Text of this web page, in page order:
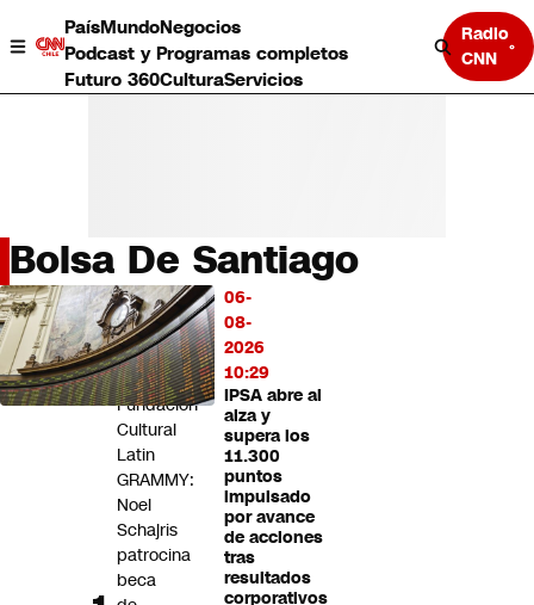
PaísMundoNegocios
Podcast y Programas completos
Futuro 360CulturaServicios
Radio
CNN
País
Mundo
Negocios
Deportes
Programas completos
CNN tiempo
Bolsa De Santiago
06-
08-
2026
10:29
IPSA abre al
alza y
supera los
11.300
puntos
impulsado
por avance
de acciones
tras
resultados
corporativos
LO
MÁS
LEÍDO
Fundación
Cultural
Latin
GRAMMY:
Noel
Schajris
patrocina
beca